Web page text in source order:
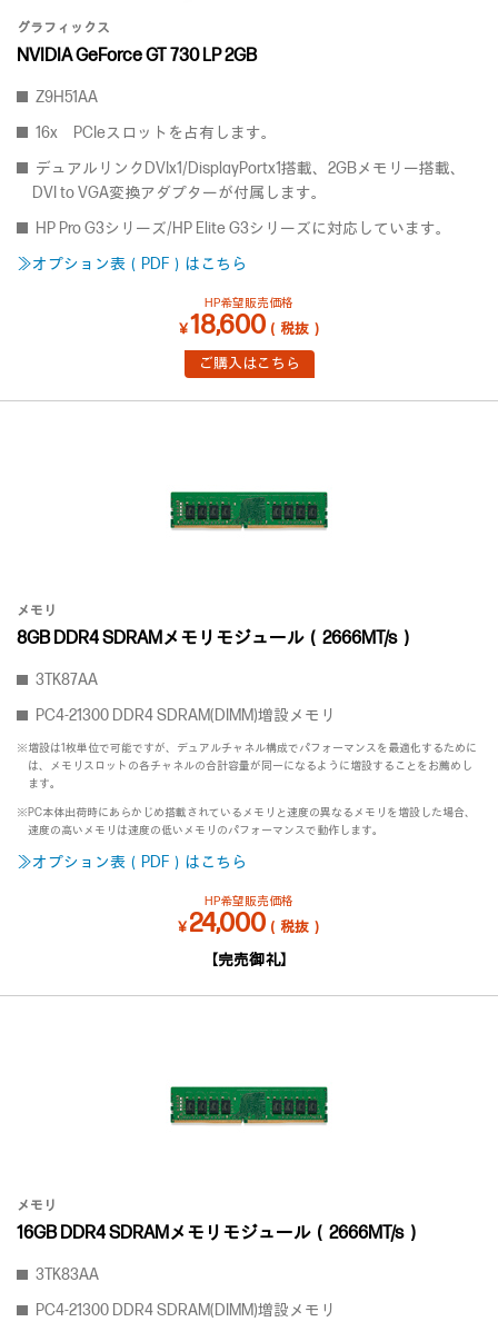
グラフィックス
NVIDIA GeForce GT 730 LP 2GB
Z9H51AA
16x PCIeスロットを占有します。
デュアルリンクDVIx1/DisplayPortx1搭載、2GBメモリー搭載、
DVI to VGA変換アダプターが付属します。
HP Pro G3シリーズ/HP Elite G3シリーズに対応しています。
≫オプション表（PDF）はこちら
HP希望販売価格
￥18,600（税抜）
ご購入はこちら
メモリ
8GB DDR4 SDRAMメモリモジュール（2666MT/s）
3TK87AA
PC4-21300 DDR4 SDRAM(DIMM)増設メモリ
※増設は1枚単位で可能ですが、デュアルチャネル構成でパフォーマンスを最適化するために
は、メモリスロットの各チャネルの合計容量が同一になるように増設することをお薦めし
ます。
※PC本体出荷時にあらかじめ搭載されているメモリと速度の異なるメモリを増設した場合、
速度の高いメモリは速度の低いメモリのパフォーマンスで動作します。
≫オプション表（PDF）はこちら
HP希望販売価格
￥24,000 （税抜）
【完売御礼】
メモリ
16GB DDR4 SDRAMメモリモジュール（2666MT/s）
3TK83AA
PC4-21300 DDR4 SDRAM(DIMM)増設メモリ